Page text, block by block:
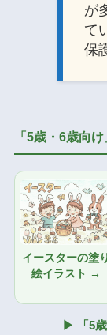
が
て
保
「5歳・6歳向
イースターの塗り
絵イラスト →
▶ 「5